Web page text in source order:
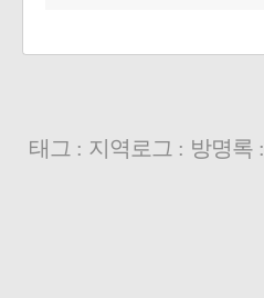
태그 : 지역로그 : 방명록: